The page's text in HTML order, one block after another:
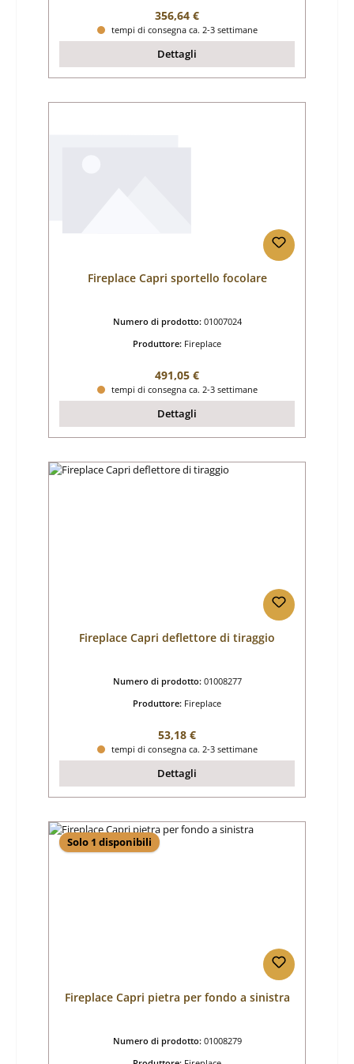
Prezzo normale:
356,64 €
tempi di consegna ca. 2-3 settimane
Dettagli
Fireplace Capri sportello focolare
Numero di prodotto: 01007024
Produttore: Fireplace
Prezzo normale:
491,05 €
tempi di consegna ca. 2-3 settimane
Dettagli
Fireplace Capri deflettore di tiraggio
Numero di prodotto: 01008277
Produttore: Fireplace
Prezzo normale:
53,18 €
tempi di consegna ca. 2-3 settimane
Dettagli
Solo 1 disponibili
Fireplace Capri pietra per fondo a sinistra
Numero di prodotto: 01008279